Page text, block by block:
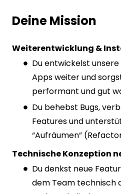
Deine Mission
Weiterentwicklung &
Du entwickelst
Apps weiter und
performant und gut
Du behebst Bugs,
Features und
“Aufräumen”
Technische Konzeption
Du denkst neue
dem Team technisch